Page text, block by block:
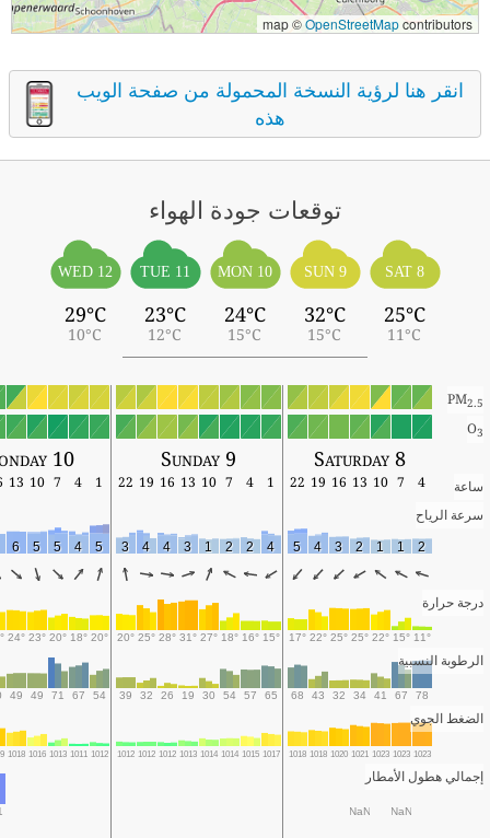
map ©OpenStreetMapcontributors
انقر هنا لرؤية النسخة المحمولة من صفحة الويب
هذه
توقعات جودة الهواء
SAT 8
25°C
11°C
SUN 9
32°C
15°C
MON 10
24°C
15°C
TUE 11
23°C
12°C
WED 12
29°C
10°C
PM2.5
O
Saturday 8
Sunday 9
10
ساعة 4
7
10
13
16
19
22
1
4
7
10
13
16
19
22
1
4
7
10
13
سرعة الرياح
2
2
3
4
5
4
2
2
3
4
4
3
5
4
5
5
6
درجة حرارة
11°
15°
22°
25°
25°
22°
17°
15°
16°
18°
27°
31°
28°
25°
20°
20°
18°
20°
23°
24°
الرطوبة النسبية
78
67
41
34
32
43
68
65
57
54
30
19
26
32
39
54
67
71
49
49
الضغط الجوي
1023
1023
1023
1021
1020
1018
1018
1017
1015
1014
1014
1013
1012
1012
1012
1012
1011
1013
1016
1018
إجمالي هطول الأمطار
NaN
NaN